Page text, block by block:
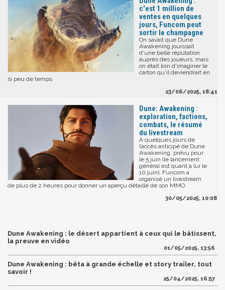
c'est 1 million de
ventes en quelques
jours, Funcom peut
sortir le champagne
On savait que Dune
Awakening jouissait
d'une belle réputation
auprès des joueurs, mais
on était loin d'imaginer le
carton qu'il deviendrait en
si peu de temps
23/06/2025, 18:41
Dune: Awakening :
exploration, factions,
combats, le résumé
du livestream
À quelques jours de
l’accès anticipé de Dune
Awakening, prévu pour
le 5 juin (le lancement
général est quant à lui le
10 juin), Funcom a
organisé un livestream
de plus de 2 heures pour donner un aperçu détaillé de son MMO.
30/05/2025, 10:08
Dune Awakening : le désert appartient à ceux qui le bâtissent,
la preuve en vidéo
01/05/2025, 13:56
Dune Awakening : bêta à grande échelle et story trailer, tout
savoir !
25/04/2025, 16:57